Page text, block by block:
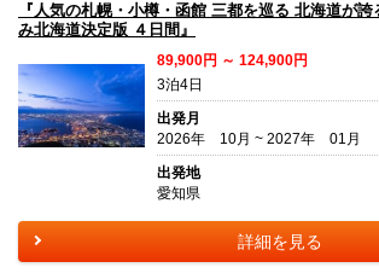
『人気の札幌・小樽・函館 三都を巡る 北海道が
み北海道決定版 ４日間』
89,900円 ～ 124,900円
3泊4日
出発月
2026年 10月 ~ 2027年 01月
出発地
愛知県
詳細を見る